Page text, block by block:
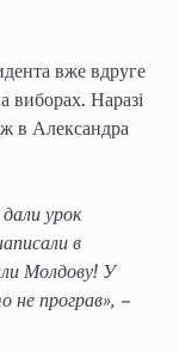
вже вдруге
виборах. Наразі
в Александра
урок
в
Молдову! У
не програв», –